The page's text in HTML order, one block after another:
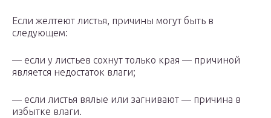
Если желтеют листья, причины могут быть в
следующем:
— если у листьев сохнут только края — причиной
является недостаток влаги;
— если листья вялые или загнивают — причина в
избытке влаги.